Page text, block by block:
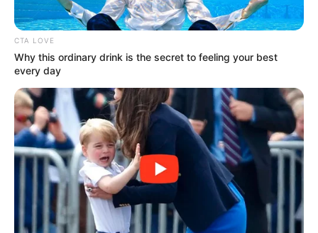
Προσθήκη το
Ανακαλύψτε περισσότερα άρθρα στα αποτελέσματα
αναζήτησης.
CTA LOVE
Why this ordinary drink is the secret to feeling your best
every day